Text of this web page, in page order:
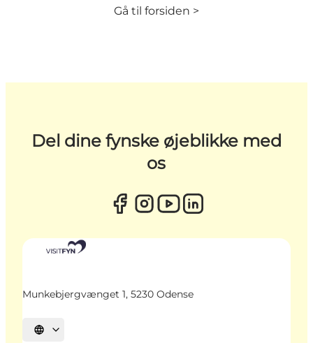
Gå til forsiden >
Del dine fynske øjeblikke med
os
Munkebjergvænget 1, 5230 Odense
Vælg sprog